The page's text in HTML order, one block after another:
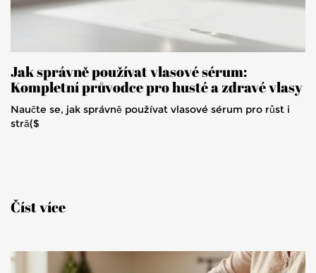
Jak správně používat vlasové sérum:
Kompletní průvodce pro husté a zdravé vlasy
Naučte se, jak správně používat vlasové sérum pro růst i
stră($
Číst více